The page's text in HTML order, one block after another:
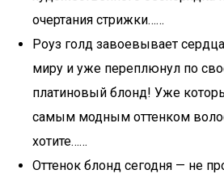
очертания стрижки……
Роуз голд завоевывает
миру и уже переплюнул по
платиновый блонд! Уже
самым модным оттенком
хотите……
Оттенок блонд сегодня — не